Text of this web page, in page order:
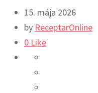
15. mája 2026
by ReceptarOnline
0 Like